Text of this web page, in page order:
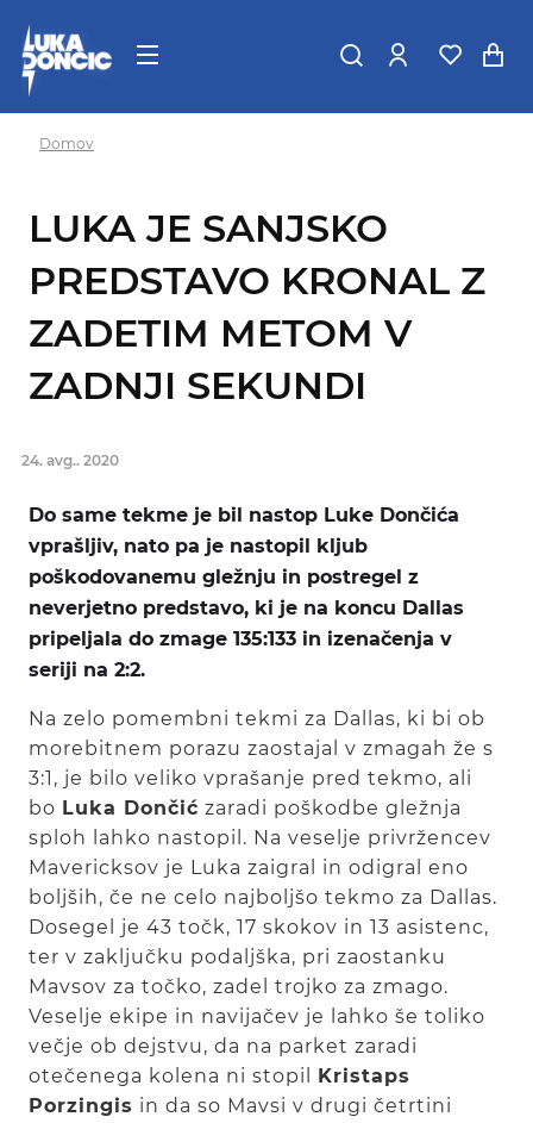
LUKA JE SANJSKO
PREDSTAVO KRONAL Z
ZADETIM METOM V
ZADNJI SEKUNDI
24. avg.. 2020
Do same tekme je bil nastop Luke Dončića
vprašljiv, nato pa je nastopil kljub
poškodovanemu gležnju in postregel z
neverjetno predstavo, ki je na koncu Dallas
pripeljala do zmage 135:133 in izenačenja v
seriji na 2:2.
Na zelo pomembni tekmi za Dallas, ki bi ob
morebitnem porazu zaostajal v zmagah že s
3:1, je bilo veliko vprašanje pred tekmo, ali
bo Luka Dončić zaradi poškodbe gležnja
sploh lahko nastopil. Na veselje privržencev
Mavericksov je Luka zaigral in odigral eno
boljših, če ne celo najboljšo tekmo za Dallas.
Dosegel je 43 točk, 17 skokov in 13 asistenc,
ter v zaključku podaljška, pri zaostanku
Mavsov za točko, zadel trojko za zmago.
Veselje ekipe in navijačev je lahko še toliko
večje ob dejstvu, da na parket zaradi
otečenega kolena ni stopil Kristaps
Porzingis in da so Mavsi v drugi četrtini
Domov